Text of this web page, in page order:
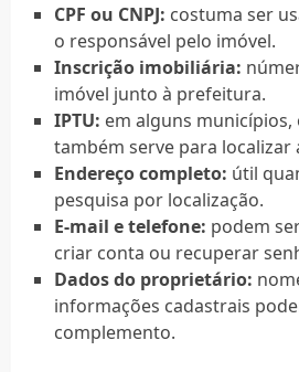
CPF ou CNPJ: costuma ser
o responsável pelo imóvel.
Inscrição imobiliária:
imóvel junto à prefeitura.
IPTU: em alguns municípios,
também serve para localizar
Endereço completo: útil
pesquisa por localização.
E-mail e telefone: podem
criar conta ou recuperar
Dados do proprietário:
informações cadastrais
complemento.